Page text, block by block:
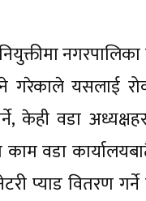
यसलाई
केही वडा
काम वडा
प्याड वितरण